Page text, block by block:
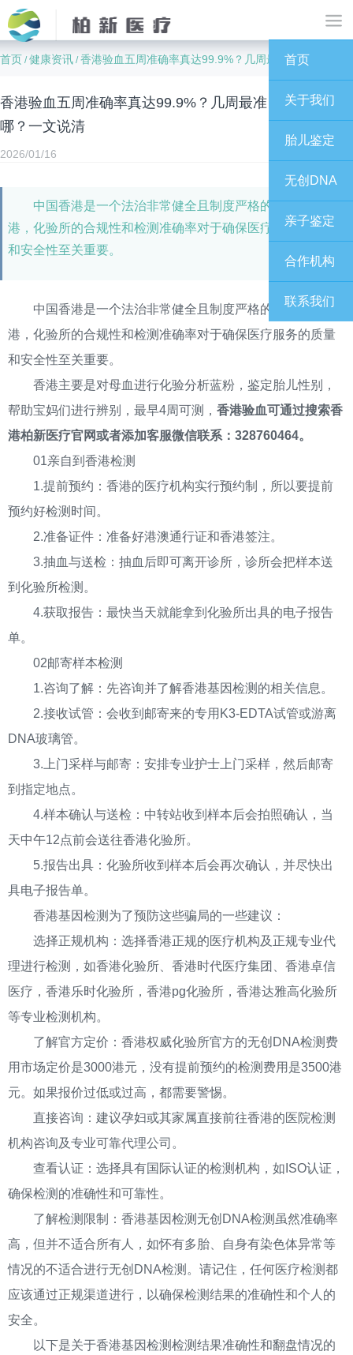
首页
关于我们
胎儿鉴定
无创DNA
亲子鉴定
合作机构
联系我们
首页 /健康资讯 /香港验血五周准确率真达99.9%？几周最准？翻盘风险在哪？一文说清
香港验血五周准确率真达99.9%？几周最准？翻盘风险在
哪？一文说清
2026/01/16
中国香港是一个法治非常健全且制度严格的区域，在香
港，化验所的合规性和检测准确率对于确保医疗服务的质量
和安全性至关重要。
中国香港是一个法治非常健全且制度严格的区域，在香
港，化验所的合规性和检测准确率对于确保医疗服务的质量
和安全性至关重要。
香港主要是对母血进行化验分析蓝粉，鉴定胎儿性别，
帮助宝妈们进行辨别，最早4周可测， 香港验血可通过搜索香
港柏新医疗官网或者添加客服微信联系：328760464。
01亲自到香港检测
1.提前预约：香港的医疗机构实行预约制，所以要提前
预约好检测时间。
2.准备证件：准备好港澳通行证和香港签注。
3.抽血与送检：抽血后即可离开诊所，诊所会把样本送
到化验所检测。
4.获取报告：最快当天就能拿到化验所出具的电子报告
单。
02邮寄样本检测
1.咨询了解：先咨询并了解香港基因检测的相关信息。
2.接收试管：会收到邮寄来的专用K3-EDTA试管或游离
DNA玻璃管。
3.上门采样与邮寄：安排专业护士上门采样，然后邮寄
到指定地点。
4.样本确认与送检：中转站收到样本后会拍照确认，当
天中午12点前会送往香港化验所。
5.报告出具：化验所收到样本后会再次确认，并尽快出
具电子报告单。
香港基因检测为了预防这些骗局的一些建议：
选择正规机构：选择香港正规的医疗机构及正规专业代
理进行检测，如香港化验所、香港时代医疗集团、香港卓信
医疗，香港乐时化验所，香港pg化验所，香港达雅高化验所
等专业检测机构。
了解官方定价：香港权威化验所官方的无创DNA检测费
用市场定价是3000港元，没有提前预约的检测费用是3500港
元。如果报价过低或过高，都需要警惕。
直接咨询：建议孕妇或其家属直接前往香港的医院检测
机构咨询及专业可靠代理公司。
查看认证：选择具有国际认证的检测机构，如ISO认证，
确保检测的准确性和可靠性。
了解检测限制：香港基因检测无创DNA检测虽然准确率
高，但并不适合所有人，如怀有多胎、自身有染色体异常等
情况的不适合进行无创DNA检测。请记住，任何医疗检测都
应该通过正规渠道进行，以确保检测结果的准确性和个人的
安全。
以下是关于香港基因检测检测结果准确性和翻盘情况的